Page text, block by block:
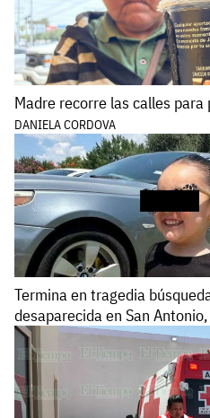
Madre recorre las calles
DANIELA CORDOVA
Termina en tragedia
desaparecida en San Antonio,